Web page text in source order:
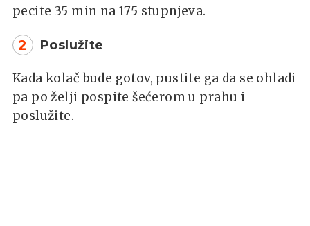
pecite 35 min na 175 stupnjeva.
2 Poslužite
Kada kolač bude gotov, pustite ga da se ohladi
pa po želji pospite šećerom u prahu i
poslužite.